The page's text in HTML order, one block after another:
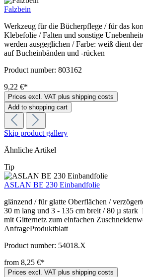
Falzbein
Werkzeug für die Bücherpflege / für das
Klebefolie / Falten und sonstige
werden ausgeglichen / Farbe: weiß dient
auf Bucheinbänden und -rücken
Product number: 803162
9,22 €*
Prices excl. VAT plus shipping costs
Add to shopping cart
Skip product gallery
Ähnliche Artikel
Tip
ASLAN BE 230 Einbandfolie
glänzend / für glatte Oberflächen /
30 m lang und 3 - 135 cm breit / 80 µ
mit Gitternetz zum einfachen
AnfrageProduktblatt
Product number: 54018.X
from 8,25 €*
Prices excl. VAT plus shipping costs